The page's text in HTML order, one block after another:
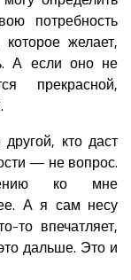
потребность
желает,
А если оно не
прекрасной,
кто даст
— не вопрос.
ко мне
А я сам несу
то впечатляет,
дальше. Это и